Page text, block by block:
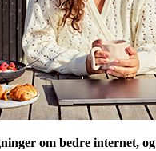
om bedre internet,